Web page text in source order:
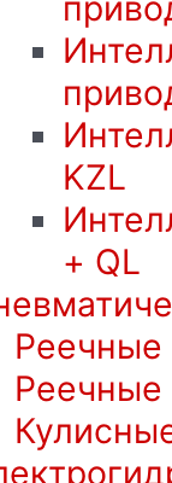
KZL
+ QL
Реечные
Реечные